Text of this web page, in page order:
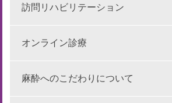
訪問リハビリテーション
オンライン診療
麻酔へのこだわりについて